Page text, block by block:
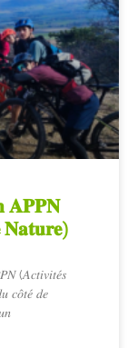
𝐀𝐏𝐏𝐍
𝐍𝐚𝐭𝐮𝐫𝐞)
(𝐴𝑐𝑡𝑖𝑣𝑖𝑡𝑒́𝑠
𝑐𝑜̂𝑡𝑒́ 𝑑𝑒